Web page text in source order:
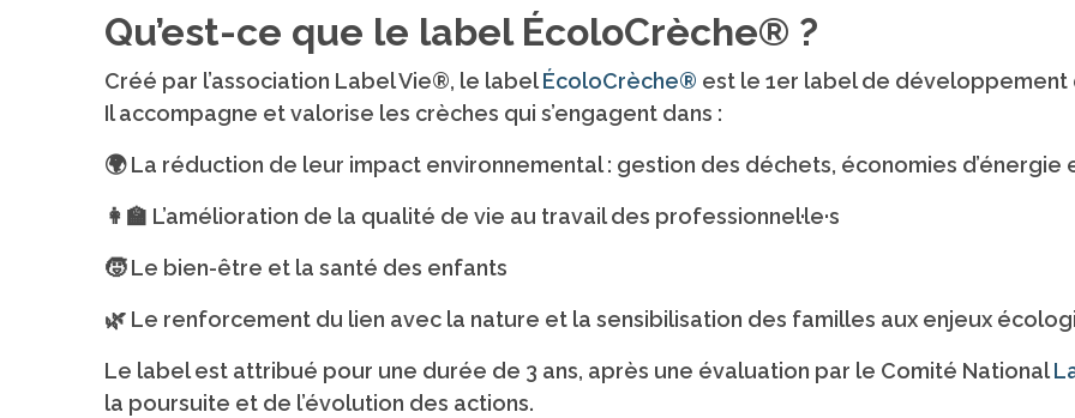
Qu’est-ce que le label ÉcoloCrèche® ?
Créé par l’association Label Vie®, le labelÉcoloCrèche® est le 1er label de développement
Il accompagne et valorise les crèches qui s’engagent dans :
🌍 La réduction de leur impact environnemental : gestion des déchets, économies d’énergie
👩‍🏫 L’amélioration de la qualité de vie au travail des professionnel·le·s
🧒 Le bien-être et la santé des enfants
🌿 Le renforcement du lien avec la nature et la sensibilisation des familles aux enjeux
Le label est attribué pour une durée de 3 ans, après une évaluation par le Comité National
la poursuite et de l’évolution des actions.